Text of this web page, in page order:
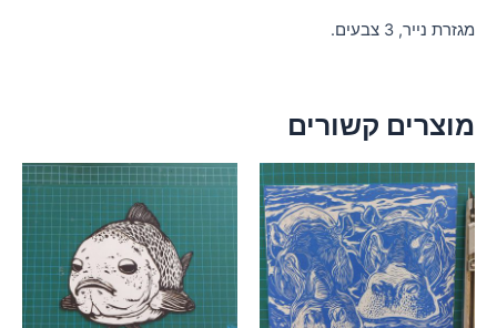
מגזרת נייר, 3 צבעים.
מוצרים קשורים